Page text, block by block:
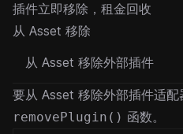
插件立即移除，租金回收
从 Asset 移除
从 Asset 移除外部插件
要从 Asset 移除外部插件适配
removePlugin() 函数。